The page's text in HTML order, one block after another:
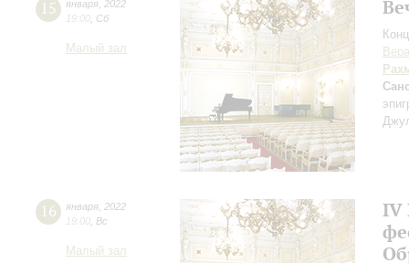
15 января 2022
19:00 Сб
Малый зал
16 января 2022
19:00 Вс
Малый зал
IV